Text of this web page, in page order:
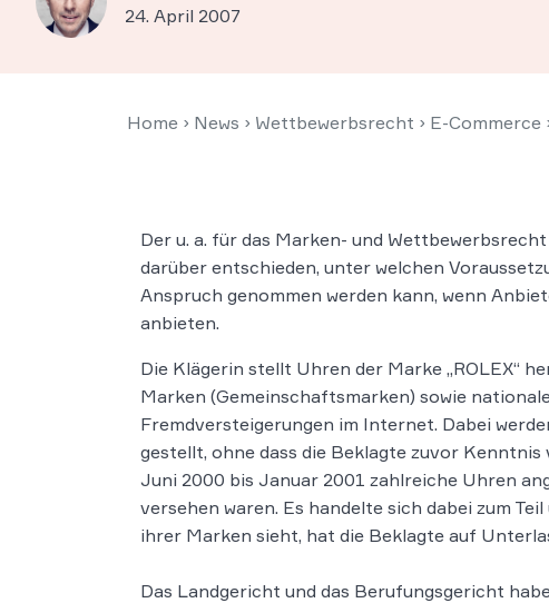
24. April 2007
Home › News › Wettbewerbsrecht › E-Commerce
Der u. a. für das Marken- und
darüber entschieden, unter welchen
Anspruch genommen werden kann, wenn
anbieten.
Die Klägerin stellt Uhren der Marke „ROLEX“
Marken (Gemeinschaftsmarken) sowie
Fremdversteigerungen im Internet. Dabei
gestellt, ohne dass die Beklagte zuvor
Juni 2000 bis Januar 2001 zahlreiche Uhren
versehen waren. Es handelte sich dabei zum
ihrer Marken sieht, hat die Beklagte auf
Das Landgericht und das Berufungsgericht